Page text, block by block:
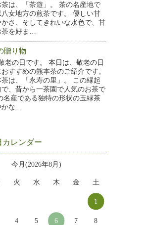
茶は、「茶遊」。 茶の名産地で
八女地方の煎茶です。 優しい甘
かさ、そしてきれいな水色で、甘
を好ま…
贈り物
老の日です。 本日は、敬老の日
すすめの熊本茶のご紹介です。
は、「永寿の里」。 この縁起
、昔から一茶園で人気のお茶で
名産である独特の形状の玉緑茶
な…
カレンダー
今月(2026年8月)
火 水 木 金 土
1
4 5 6 7 8